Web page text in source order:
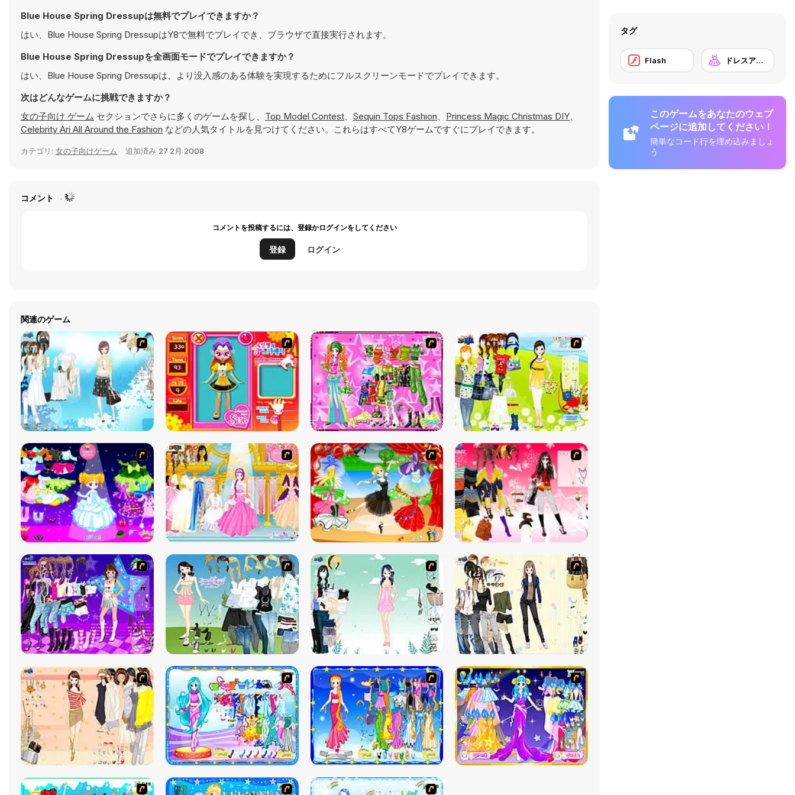
Blue House Spring Dressupは無料でプレイできますか？
はい、Blue House Spring DressupはY8で無料でプレイでき、ブラウザで直接実行されます。
Blue House Spring Dressupを全画面モードでプレイできますか？
はい、Blue House Spring Dressupは、より没入感のある体験を実現するためにフルスクリーンモードでプレイできます。
次はどんなゲームに挑戦できますか？
女の子向け ゲーム セクションでさらに多くのゲームを探し、 Top Model Contest、 Sequin Tops Fashion、 Princess Magic Christmas DIY、
Celebrity Ari All Around the Fashion などの人気タイトルを見つけてください。これらはすべてY8ゲームですぐにプレイできます。
カテゴリ: 女の子向けゲーム 追加済み 27 2月 2008
コメント
コメントを投稿するには、登録かログインをしてください
登録 ログイン
関連のゲーム
タグ
Flash ドレスアップ
このゲームをあなたのウェブ
ページに追加してください！
簡単なコード行を埋め込みましょ
う